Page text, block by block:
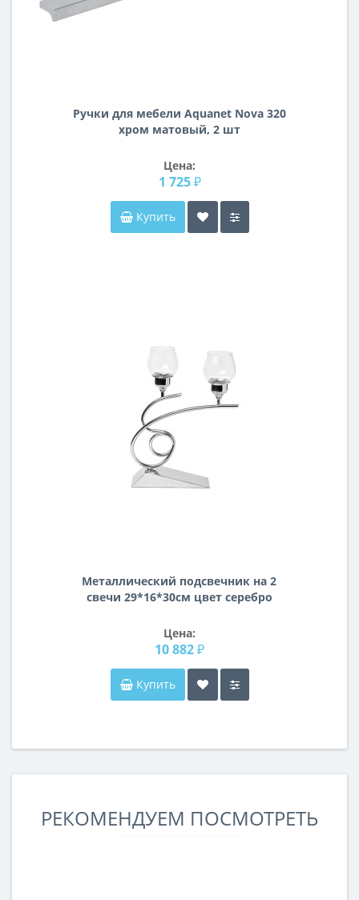
Ручки для мебели Aquanet Nova 320
хром матовый, 2 шт
Цена:
1 725 ₽
Купить
Металлический подсвечник на 2
свечи 29*16*30см цвет серебро
Цена:
10 882 ₽
Купить
РЕКОМЕНДУЕМ ПОСМОТРЕТЬ